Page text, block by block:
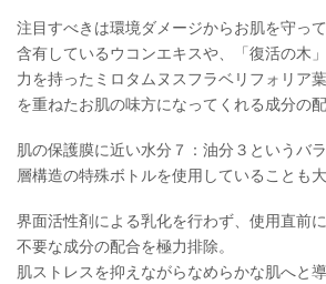
ス、赤504
注目すべきは環境ダメージからお肌を守っ
含有しているウコンエキスや、「復活の木
力を持ったミロタムヌスフラベリフォリア
を重ねたお肌の味方になってくれる成分の配
肌の保護膜に近い水分７：油分３というバ
層構造の特殊ボトルを使用していることも
界面活性剤による乳化を行わず、使用直前
不要な成分の配合を極力排除。
肌ストレスを抑えながらなめらかな肌へと